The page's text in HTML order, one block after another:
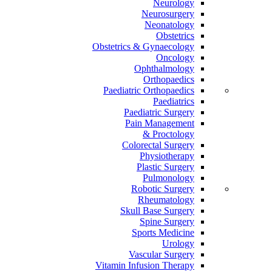
Neurology
Neurosurgery
Neonatology
Obstetrics
Obstetrics & Gynaecology
Oncology
Ophthalmology
Orthopaedics
Paediatric Orthopaedics
Paediatrics
Paediatric Surgery
Pain Management
Proctology &
Colorectal Surgery
Physiotherapy
Plastic Surgery
Pulmonology
Robotic Surgery
Rheumatology
Skull Base Surgery
Spine Surgery
Sports Medicine
Urology
Vascular Surgery
Vitamin Infusion Therapy